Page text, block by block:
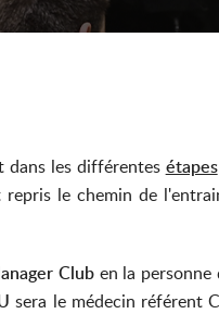
dans les différentes étapes
le chemin de
Cluben la personne
sera le médecin référent